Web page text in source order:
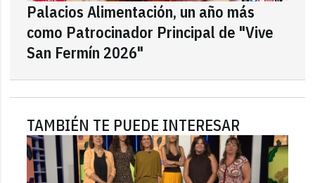
Palacios Alimentación, un año más
como Patrocinador Principal de "Vive
San Fermín 2026"
TAMBIÉN TE PUEDE INTERESAR